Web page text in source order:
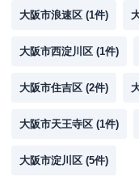
大阪市浪速区 (1件)
大阪市西淀川区 (1件)
大阪市住吉区 (2件)
大阪市天王寺区 (1件)
大阪市淀川区 (5件)